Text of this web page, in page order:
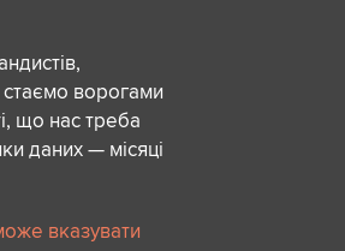
ворогами
що нас треба
даних — місяці
вказувати